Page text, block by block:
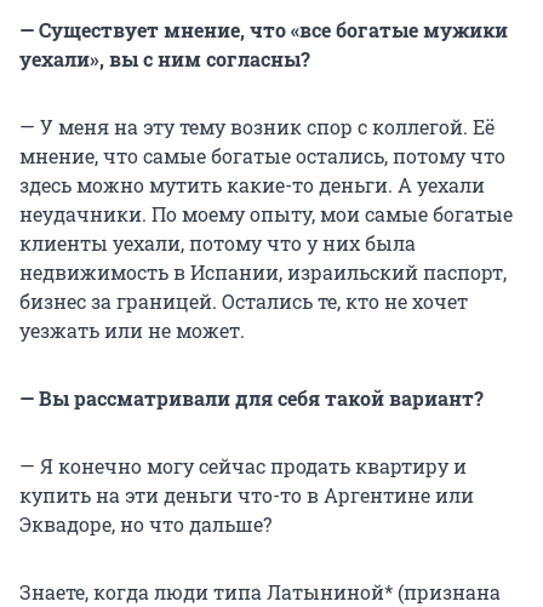
— Существует мнение, что «все богатые мужики
уехали», вы с ним согласны?
— У меня на эту тему возник спор с коллегой. Её
мнение, что самые богатые остались, потому что
здесь можно мутить какие-то деньги. А уехали
неудачники. По моему опыту, мои самые богатые
клиенты уехали, потому что у них была
недвижимость в Испании, израильский паспорт,
бизнес за границей. Остались те, кто не хочет
уезжать или не может.
— Вы рассматривали для себя такой вариант?
— Я конечно могу сейчас продать квартиру и
купить на эти деньги что-то в Аргентине или
Эквадоре, но что дальше?
Знаете, когда люди типа Латыниной* (признана